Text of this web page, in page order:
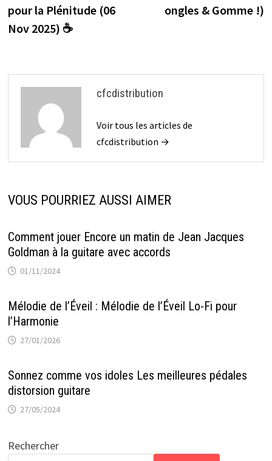
pour la Plénitude (06
Nov 2025) ☕
ongles & Gomme !)
cfcdistribution
Voir tous les articles de
cfcdistribution →
VOUS POURRIEZ AUSSI AIMER
Comment jouer Encore un matin de Jean Jacques
Goldman à la guitare avec accords
01/11/2024
Mélodie de l’Éveil : Mélodie de l’Éveil Lo-Fi pour
l’Harmonie
27/01/2026
Sonnez comme vos idoles Les meilleures pédales
distorsion guitare
27/05/2024
Rechercher